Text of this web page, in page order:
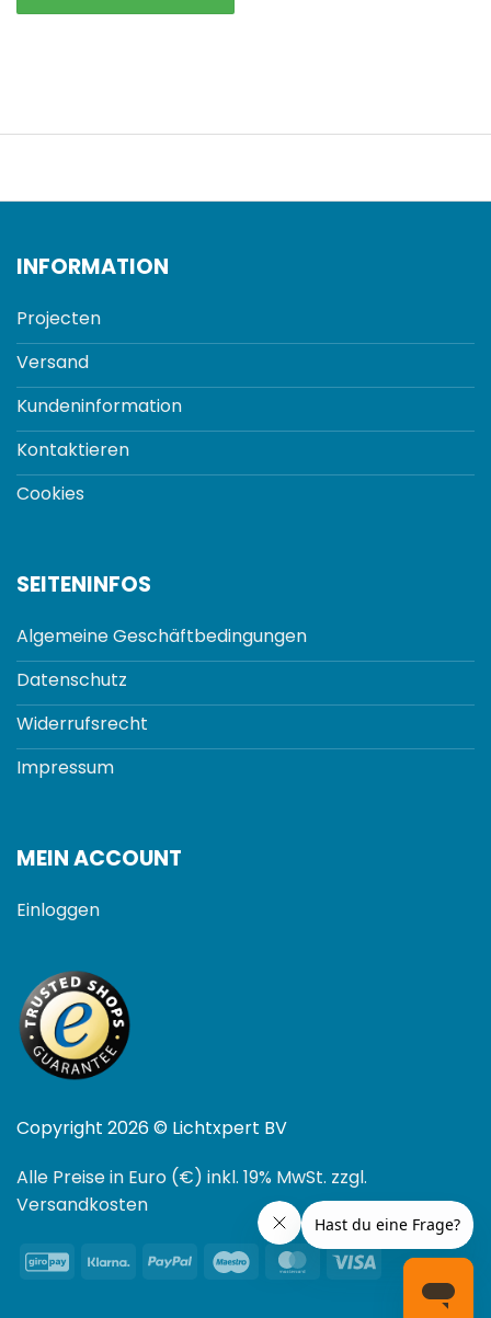
INFORMATION
Projecten
Versand
Kundeninformation
Kontaktieren
Cookies
SEITENINFOS
Algemeine Geschäftbedingungen
Datenschutz
Widerrufsrecht
Impressum
MEIN ACCOUNT
Einloggen
Copyright 2026 © Lichtxpert BV
Alle Preise in Euro (€) inkl. 19% MwSt. zzgl.
Versandkosten
GiroPayKlarna PayPal Maestro MasterCard
Visa